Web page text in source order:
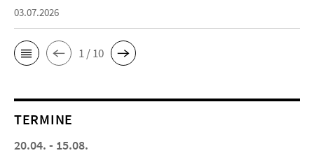
03.07.2026
1 / 10
TERMINE
20.04. - 15.08.